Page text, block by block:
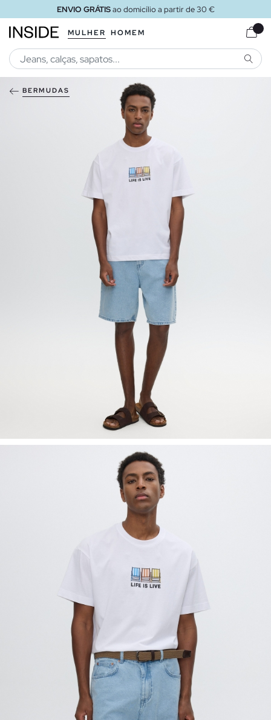
ENVIO GRÁTISao domicílio a partir de 30 €
MULHER HOMEM
BERMUDAS